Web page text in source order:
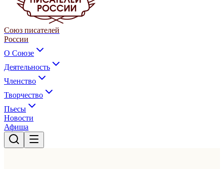
Союз писателей
России
О Союзе
Деятельность
Членство
Творчество
Пьесы
Новости
Афиша